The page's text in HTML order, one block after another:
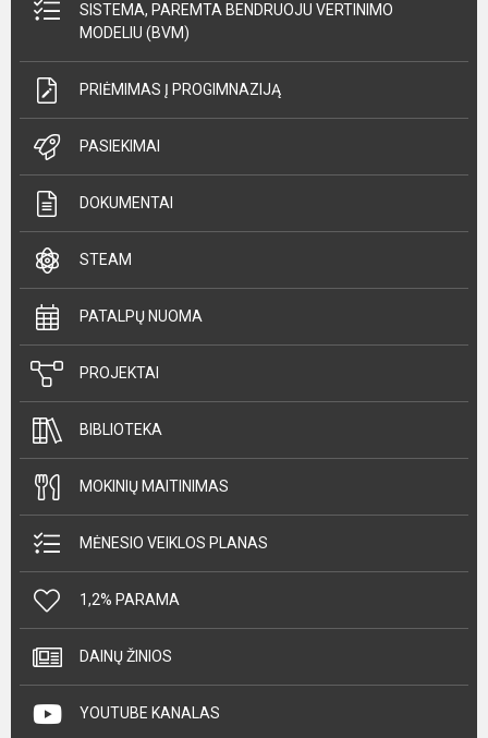
SISTEMA, PAREMTA BENDRUOJU VERTINIMO
MODELIU (BVM)
PRIĖMIMAS Į PROGIMNAZIJĄ
PASIEKIMAI
DOKUMENTAI
STEAM
PATALPŲ NUOMA
PROJEKTAI
BIBLIOTEKA
MOKINIŲ MAITINIMAS
MĖNESIO VEIKLOS PLANAS
1,2% PARAMA
DAINŲ ŽINIOS
YOUTUBE KANALAS